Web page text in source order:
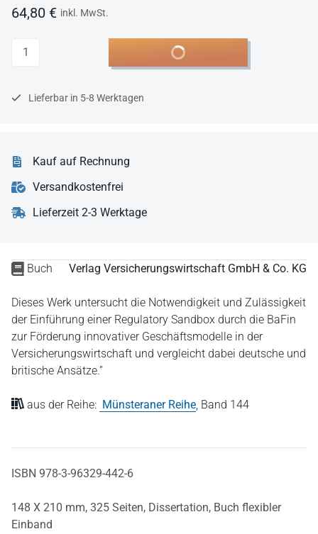
Buch Verlag Versicherungswirtschaft GmbH & Co. KG
Dieses Werk untersucht die Notwendigkeit und Zulässigkeit
der Einführung einer Regulatory Sandbox durch die BaFin
zur Förderung innovativer Geschäftsmodelle in der
Versicherungswirtschaft und vergleicht dabei deutsche und
britische Ansätze.”
aus der Reihe: Münsteraner Reihe, Band 144
ISBN 978-3-96329-442-6
148 X 210 mm, 325 Seiten, Dissertation, Buch flexibler
Einband
64,80 € inkl. MwSt.
Anzahl In den Warenkorb
Lieferbar in 5-8 Werktagen
Kauf auf Rechnung
Versandkostenfrei
Lieferzeit 2-3 Werktage